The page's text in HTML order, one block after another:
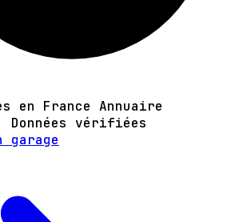
en France Annuaire
Données vérifiées
garage